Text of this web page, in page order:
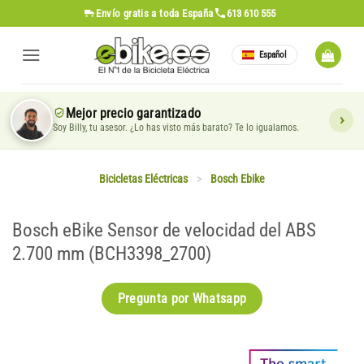
al
contenido
Envío gratis a toda España 613 610 555
Español
Mejor precio garantizado
Soy Billy, tu asesor. ¿Lo has visto más barato? Te lo igualamos.
Bicicletas Eléctricas > Bosch Ebike
Bosch eBike Sensor de velocidad del ABS
2.700 mm (BCH3398_2700)
Pregunta por Whatsapp